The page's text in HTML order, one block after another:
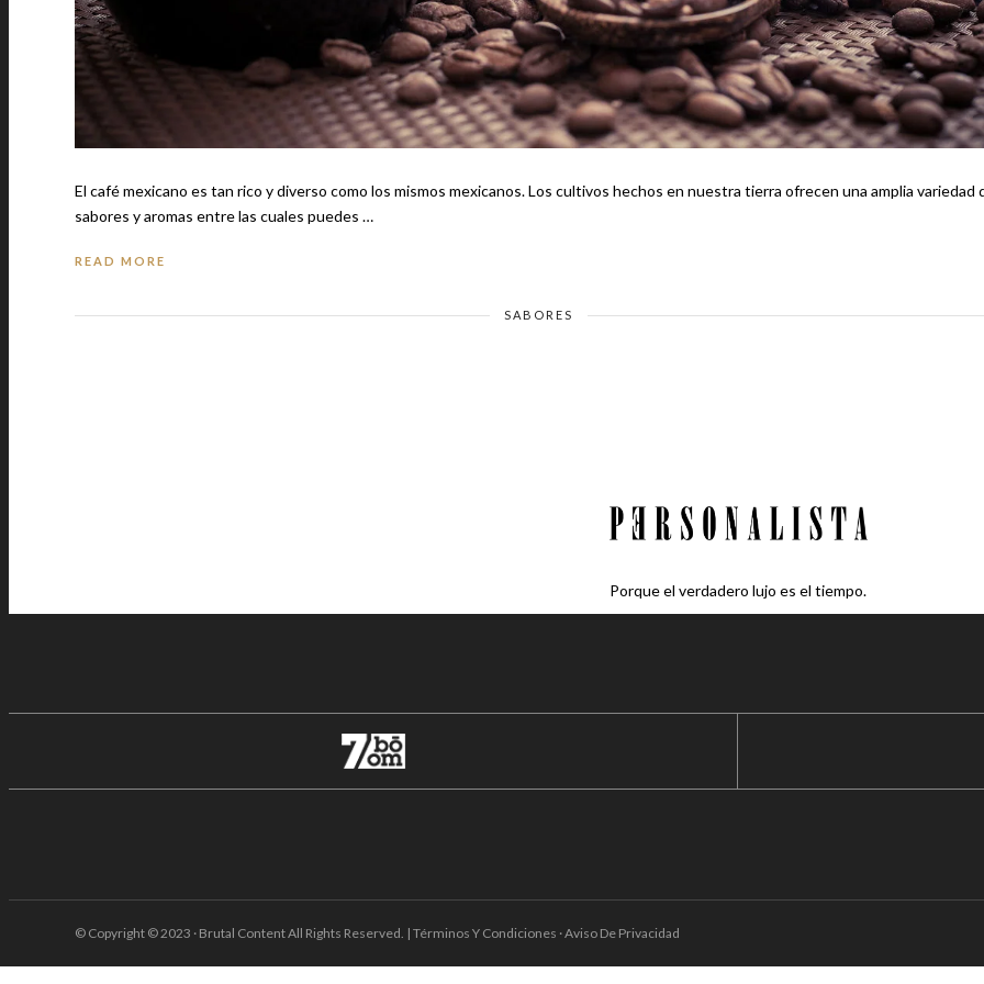
El café mexicano es tan rico y diverso como los mismos mexicanos. Los cultivos hechos en nuestra tierra ofrecen una amplia variedad
sabores y aromas entre las cuales puedes …
READ MORE
SABORES
Porque el verdadero lujo es el tiempo.
© Copyright © 2023 · Brutal Content All Rights Reserved. | Términos Y Condiciones · Aviso De Privacidad